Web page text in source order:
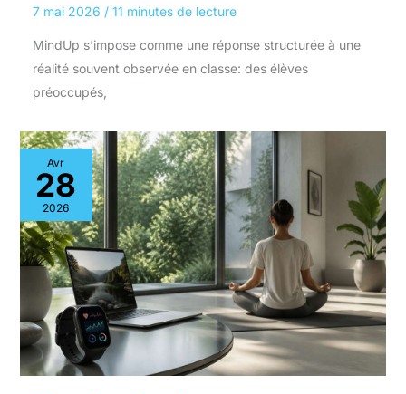
7 mai 2026 / 11 minutes de lecture
MindUp s’impose comme une réponse structurée à une
réalité souvent observée en classe: des élèves
préoccupés,
Avr
28
2026